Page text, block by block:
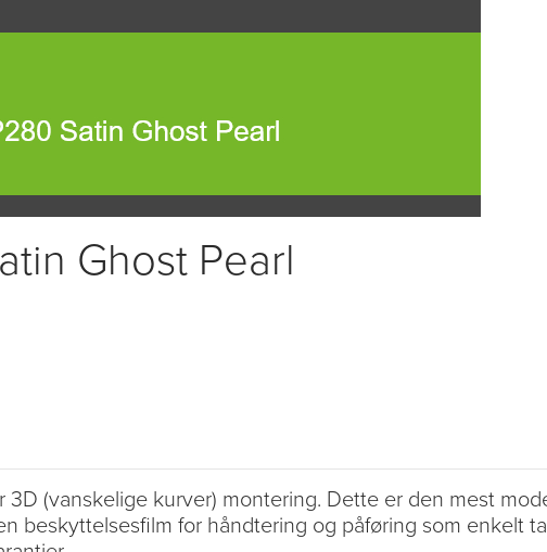
Ghost Pearl
3D (vanskelige kurver) montering. Dette er den mest
beskyttelsesfilm for håndtering og påføring som enkelt